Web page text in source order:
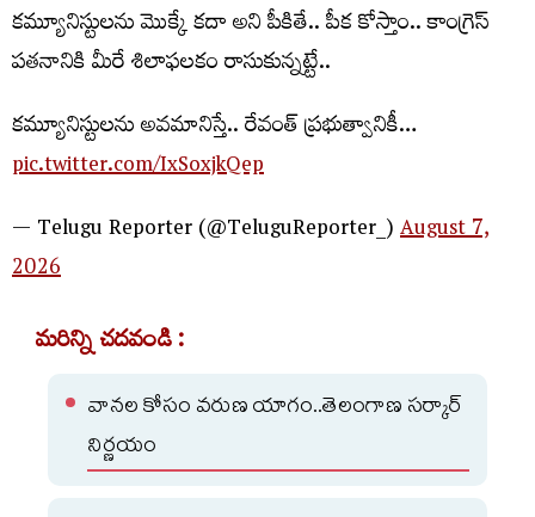
కమ్యూనిస్టుల‌ను మొక్కే కదా అని పీకితే.. పీక కోస్తాం.. కాంగ్రెస్
పతనానికి మీరే శిలాఫలకం రాసుకున్న‌ట్టే..
క‌మ్యూనిస్టుల‌ను అవ‌మానిస్తే.. రేవంత్ ప్ర‌భుత్వానికీ…
pic.twitter.com/IxSoxjkQep
— Telugu Reporter (@TeluguReporter_)August 7,
2026
మరిన్ని చదవండి :
వానల కోసం వరుణ యాగం..తెలంగాణ సర్కార్
నిర్ణయం